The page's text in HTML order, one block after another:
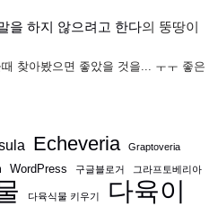
을 하지 않으려고 한다의 뚱땅이
찾아봤으면 좋았을 것을... ㅜㅜ 좋은
Echeveria Graptoveria
WordPress 구글블로거 그라프토베리아
다육식물 키우기 다육이